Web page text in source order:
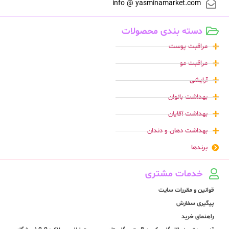
info @ yasminamarket.com
دسته بندی محصولات
مراقبت پوست
مراقبت مو
آرایشی
بهداشت بانوان
بهداشت آقایان
بهداشت دهان و دندان
برندها
خدمات مشتری
قوانین و مقررات سایت
پیگیری سفارش
راهنمای خرید